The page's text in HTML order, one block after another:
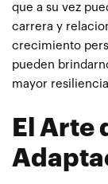
que a su vez
carrera y
crecimiento
pueden
mayor
El Arte